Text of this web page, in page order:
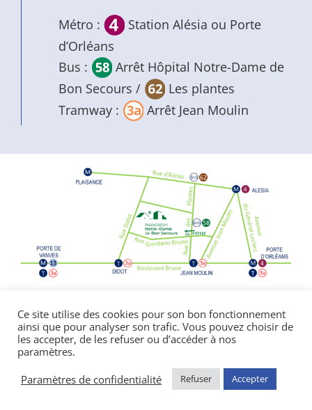
Métro :
Station Alésia ou Porte
d’Orléans
Bus :
Arrêt Hôpital Notre-Dame de
Bon Secours /
Les plantes
Tramway :
Arrêt Jean Moulin
Politique de confidentialité|Mentions
légales
© Copyright Notre Dame de Bon Secours
2026 | réalisé par l’
CDKIT
Ce site utilise des cookies pour son bon fonctionnement
ainsi que pour analyser son trafic. Vous pouvez choisir de
les accepter, de les refuser ou d’accéder à nos
paramètres.
Paramètres de confidentialité
Refuser Accepter